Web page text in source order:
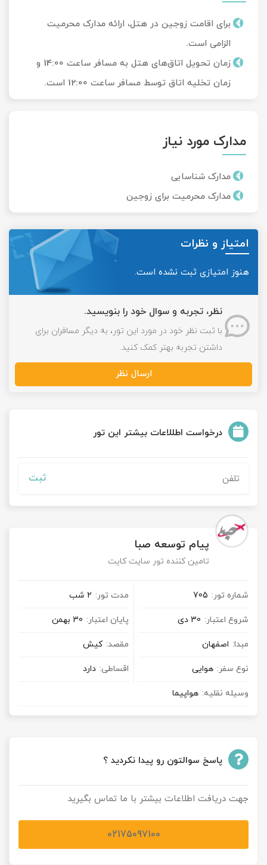
درخواست اطللاعات بیشتر این تور
ثبت
پیام توسعه صبا
تامین کننده تور سایت کایت
شماره تور: 705 مدت تور: 2 شب
شروع اعتبار: 30 دی پایان اعتبار: 30 بهمن
مبدا: اصفهان مقصد: کیش
نوع سفر: هوایی اقساطی: دارد
وسیله نقلیه: هواپیما
پاسخ سوالتون رو پیدا نکردید ؟
جهت دریافت اطلاعات بیشتر با ما تماس بگیرید
02175097100
برای اقامت زوجین در هتل، ارائه مدارک محرمیت
الزامی است.
زمان تحویل‌ اتاق‌های هتل به مسافر ساعت 14:00 و
زمان تخلیه اتاق توسط مسافر ساعت 12:00 است.
مدارک مورد نیاز
مدارک شناسایی
مدارک محرمیت برای زوجین
امتیاز و نظرات
هنوز امتیازی ثبت نشده است.
نظر، تجربه و سوال خود را بنویسید.
با ثبت نظر خود در مورد این تور، به دیگر مسافران برای
داشتن تجربه بهتر کمک کنید.
ارسال نظر